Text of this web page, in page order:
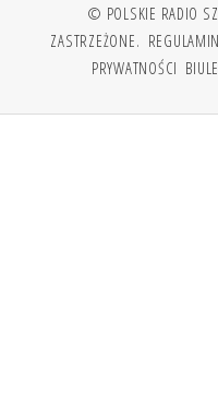
© POLSKIE RADIO
ZASTRZEŻONE.
PRYWATNOŚCI